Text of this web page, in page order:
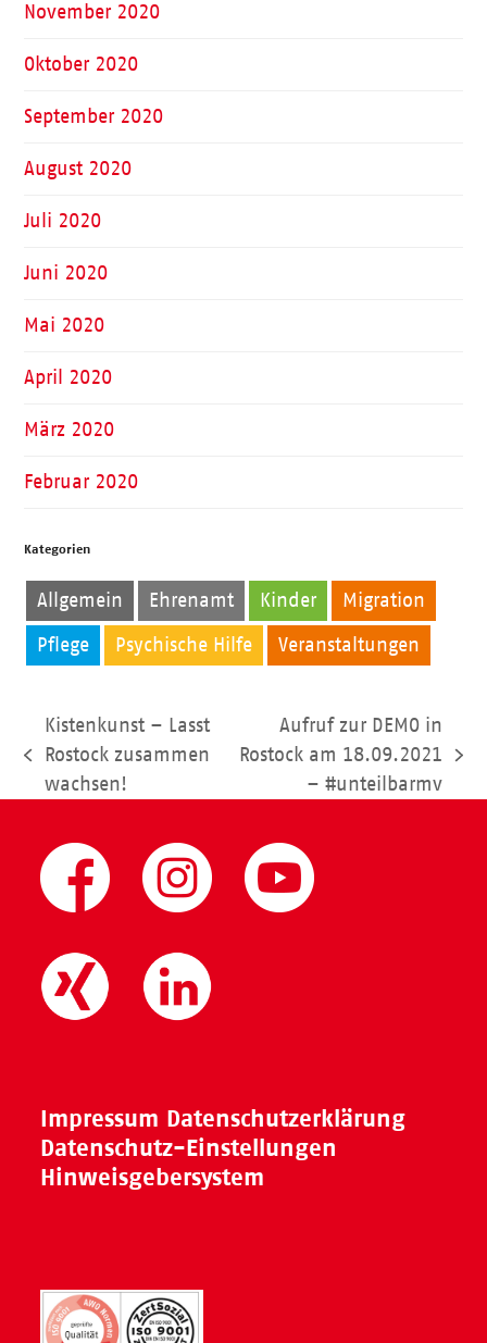
November 2020
Oktober 2020
September 2020
August 2020
Juli 2020
Juni 2020
Mai 2020
April 2020
März 2020
Februar 2020
Kategorien
Allgemein Ehrenamt Kinder Migration
Pflege Psychische Hilfe Veranstaltungen
vorheriger
Beitrag:
Kistenkunst – Lasst
Rostock zusammen
wachsen!
Nächster
Beitrag:
Aufruf zur DEMO in
Rostock am 18.09.2021
– #unteilbarmv
Impressum Datenschutzerklärung
Datenschutz-Einstellungen
Hinweisgebersystem